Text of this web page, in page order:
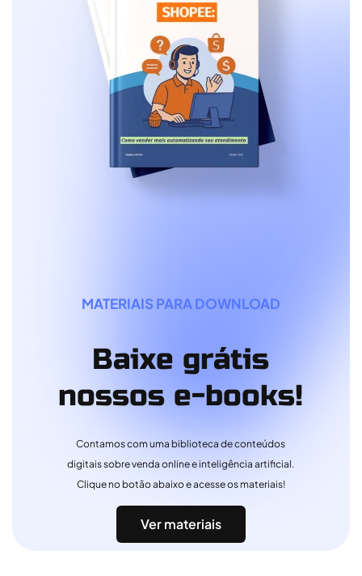
MATERIAIS PARA DOWNLOAD
Baixe grátis
nossos e-books!
Contamos com uma biblioteca de conteúdos
digitais sobre venda online e inteligência artificial.
Clique no botão abaixo e acesse os materiais!
Ver materiais